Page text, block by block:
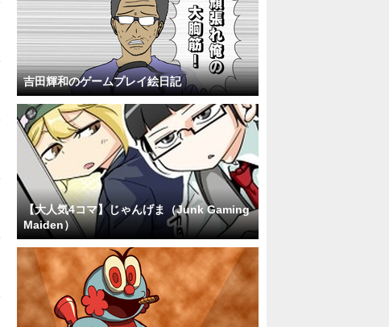
吉田輝和のゲームプレイ絵日記
【大人気4コマ】じゃんげま（Junk Gaming
Maiden）